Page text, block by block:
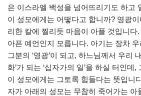
은 이스라엘 백성을 넘어뜨리기도 하고
이 성모에게는 어떻다고 합니까? 영광
리한 칼에 찔리듯 마음이 아플 것입니다.
아픈 예언인지 모릅니다. 아기는 장차
그분의 ‘영광’이 되고, 하느님께서 우리
화’가 되는 ‘십자가의 일’을 하실 터인데
이 성모에게는 그토록 힘들다는 뜻입니
자가 아래의 성모는 무참히 죽어가는 아